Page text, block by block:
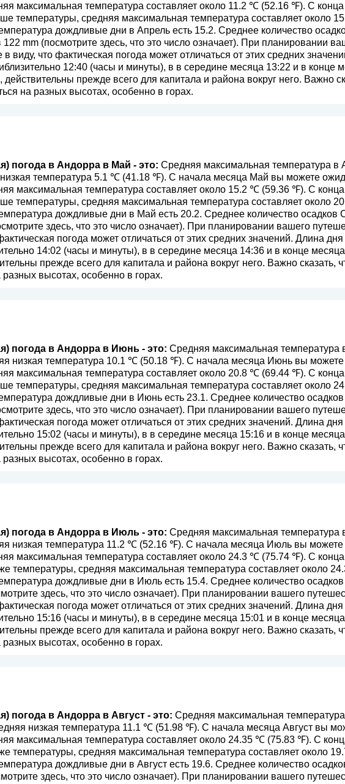
максимальная температура составляет около 11.2 ℃ (52.16 ℉). С
температуры, средняя максимальная температура составляет около
дождливые дни в Апрель есть 15.2. Среднее количество
122 mm (посмотрите здесь, что это число означает). При планировании
виду, что фактическая погода может отличаться от этих средних
12:40 (часы и минуты), в в середине месяца 13:22 и в конце
прежде всего для капитала и района вокруг него. Важно
на разных высотах, особенно в горах.
погода в Андорра в Май - это: Средняя максимальная температура
температура 5.1 ℃ (41.18 ℉). С начала месяца Май вы можете
максимальная температура составляет около 15.2 ℃ (59.36 ℉). С
температуры, средняя максимальная температура составляет около
дождливые дни в Май есть 20.2. Среднее количество осадков
здесь, что это число означает). При планировании вашего
погода может отличаться от этих средних значений. Длина дня
14:02 (часы и минуты), в в середине месяца 14:36 и в конце
прежде всего для капитала и района вокруг него. Важно сказать,
разных высотах, особенно в горах.
погода в Андорра в Июнь - это: Средняя максимальная
низкая температура 10.1 ℃ (50.18 ℉). С начала месяца Июнь вы
максимальная температура составляет около 20.8 ℃ (69.44 ℉). С
температуры, средняя максимальная температура составляет около
дождливые дни в Июнь есть 23.1. Среднее количество
здесь, что это число означает). При планировании вашего
погода может отличаться от этих средних значений. Длина дня
15:02 (часы и минуты), в в середине месяца 15:16 и в конце
прежде всего для капитала и района вокруг него. Важно сказать,
разных высотах, особенно в горах.
погода в Андорра в Июль - это: Средняя максимальная температура
низкая температура 11.2 ℃ (52.16 ℉). С начала месяца Июль вы можете
максимальная температура составляет около 24.3 ℃ (75.74 ℉). С
температуры, средняя максимальная температура составляет около
дождливые дни в Июль есть 15.4. Среднее количество
здесь, что это число означает). При планировании вашего
погода может отличаться от этих средних значений. Длина дня
15:16 (часы и минуты), в в середине месяца 15:01 и в конце
прежде всего для капитала и района вокруг него. Важно сказать,
разных высотах, особенно в горах.
погода в Андорра в Август - это: Средняя максимальная
низкая температура 11.1 ℃ (51.98 ℉). С начала месяца Август вы
максимальная температура составляет около 24.35 ℃ (75.83 ℉). С
температуры, средняя максимальная температура составляет около
дождливые дни в Август есть 19.6. Среднее количество
здесь, что это число означает). При планировании вашего